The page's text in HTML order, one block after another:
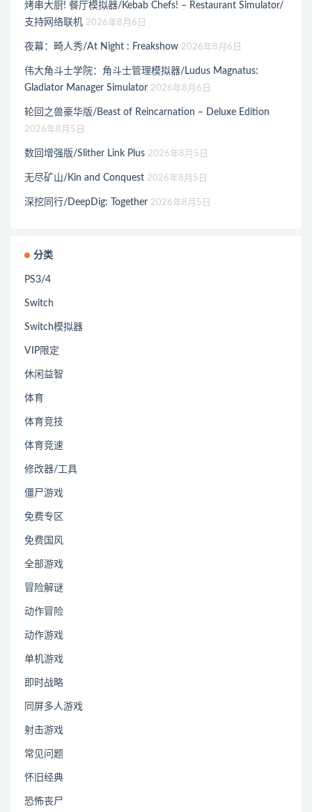
烤串大厨! 餐厅模拟器/Kebab Chefs! – Restaurant Simulator/
支持网络联机 2026年8月6日
夜幕：畸人秀/At Night : Freakshow 2026年8月6日
伟大角斗士学院：角斗士管理模拟器/Ludus Magnatus:
Gladiator Manager Simulator 2026年8月6日
轮回之兽豪华版/Beast of Reincarnation – Deluxe Edition
2026年8月5日
数回增强版/Slither Link Plus 2026年8月5日
无尽矿山/Kin and Conquest 2026年8月5日
深挖同行/DeepDig: Together 2026年8月5日
分类
PS3/4
Switch
Switch模拟器
VIP限定
休闲益智
体育
体育竞技
体育竞速
修改器/工具
僵尸游戏
免费专区
免费国风
全部游戏
冒险解谜
动作冒险
动作游戏
单机游戏
即时战略
同屏多人游戏
射击游戏
常见问题
怀旧经典
恐怖丧尸